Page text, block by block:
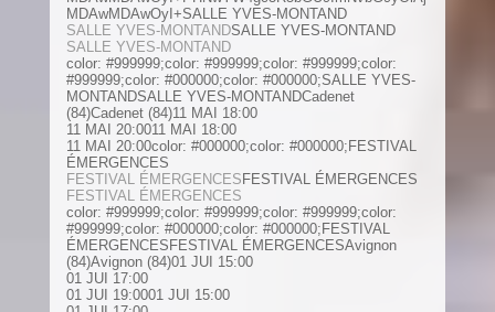
MDAwMDAwOyI+SALLE YVES-MONTAND
SALLE YVES-MONTANDSALLE YVES-MONTAND
SALLE YVES-MONTAND
color: #999999;color: #999999;color: #999999;color:
#999999;color: #000000;color: #000000;SALLE YVES-
MONTANDSALLE YVES-MONTANDCadenet
(84)Cadenet (84)11 MAI 18:00
11 MAI 20:0011 MAI 18:00
11 MAI 20:00color: #000000;color: #000000;FESTIVAL
ÉMERGENCES
FESTIVAL ÉMERGENCES FESTIVAL ÉMERGENCES
FESTIVAL ÉMERGENCES
color: #999999;color: #999999;color: #999999;color:
#999999;color: #000000;color: #000000;FESTIVAL
ÉMERGENCESFESTIVAL ÉMERGENCESAvignon
(84)Avignon (84)01 JUI 15:00
01 JUI 17:00
01 JUI 19:0001 JUI 15:00